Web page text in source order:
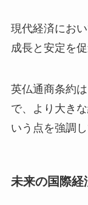
現代経済にお
成長と安定を
英仏通商条約
で、より大き
いう点を強調し
未来の国際経